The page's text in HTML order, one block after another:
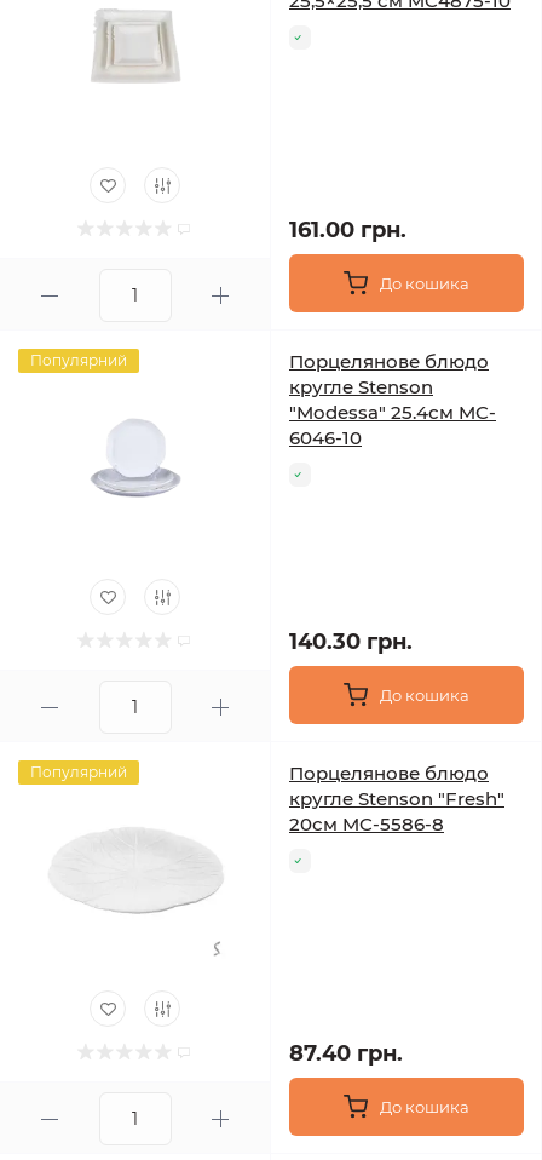
161.00 грн.
До кошика
Популярний
Порцелянове блюдо
кругле Stenson
"Modessa" 25.4см MC-
6046-10
140.30 грн.
До кошика
Популярний
Порцелянове блюдо
кругле Stenson "Fresh"
20см MC-5586-8
87.40 грн.
До кошика